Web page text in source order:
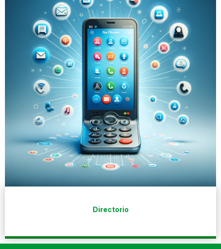
Directorio